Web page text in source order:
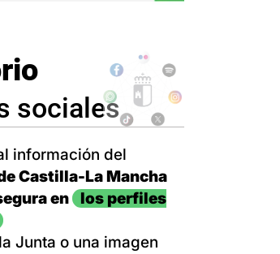
sociales
información del
Castilla-La Mancha
en
los perfiles
Junta o una imagen